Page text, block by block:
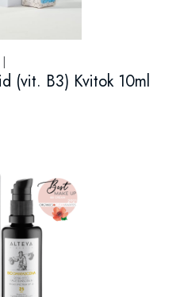
|
(vit. B3) Kvitok 10ml